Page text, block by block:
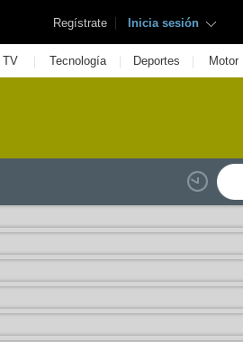
Regístrate | Inicia sesión
TV | Tecnología | Deportes | Motor